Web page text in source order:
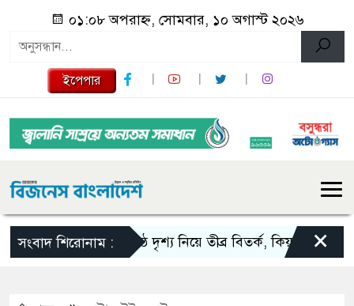
০১:০৮ অপরাহ্ন, সোমবার, ১০ অগাস্ট ২০২৬
ইপেপার
সংবাদ শিরোনাম :ঘনিষ্ঠ দৃশ্য নিয়ে তীব্র বিতর্ক, কিয়ারার পাশে স্বামী
×